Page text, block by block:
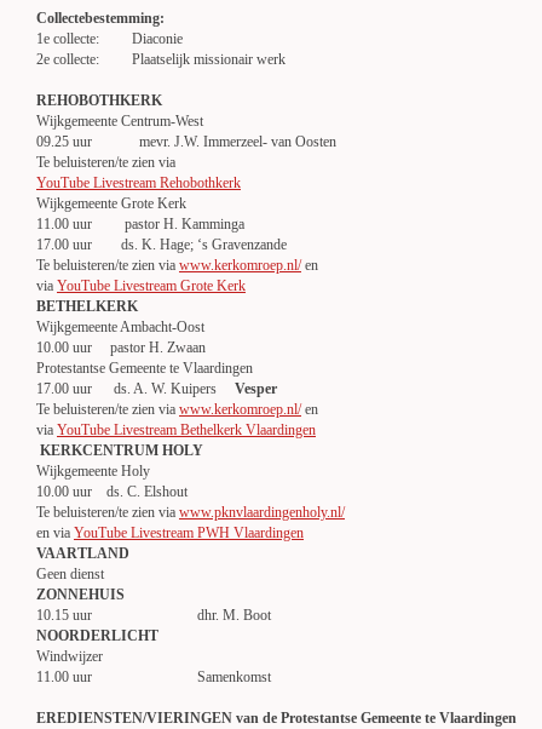
Collectebestemming:
1e collecte: Diaconie
2e collecte: Plaatselijk missionair werk
REHOBOTHKERK
Wijkgemeente Centrum-West
09.25 uur mevr. J.W. Immerzeel- van Oosten
Te beluisteren/te zien via
YouTube Livestream Rehobothkerk
Wijkgemeente Grote Kerk
11.00 uur pastor H. Kamminga
17.00 uur ds. K. Hage; ‘s Gravenzande
Te beluisteren/te zien via www.kerkomroep.nl/en
via YouTube Livestream Grote Kerk
BETHELKERK
Wijkgemeente Ambacht-Oost
10.00 uur pastor H. Zwaan
Protestantse Gemeente te Vlaardingen
17.00 uur ds. A. W. Kuipers Vesper
Te beluisteren/te zien via www.kerkomroep.nl/en
via YouTube Livestream Bethelkerk Vlaardingen
KERKCENTRUM HOLY
Wijkgemeente Holy
10.00 uur ds. C. Elshout
Te beluisteren/te zien via www.pknvlaardingenholy.nl/
en via YouTube Livestream PWH Vlaardingen
VAARTLAND
Geen dienst
ZONNEHUIS
10.15 uur dhr. M. Boot
NOORDERLICHT
Windwijzer
11.00 uur
EREDIENSTEN/VIERINGEN van de Protestantse Gemeente te Vlaardingen